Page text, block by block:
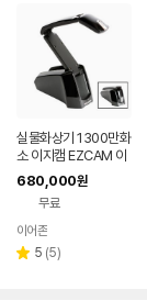
실물화상기 1300만화
소 이지캠 EZCAM 이
어존 EZ-1300I
680,000원
무료
이어존
별 5 리
(5)